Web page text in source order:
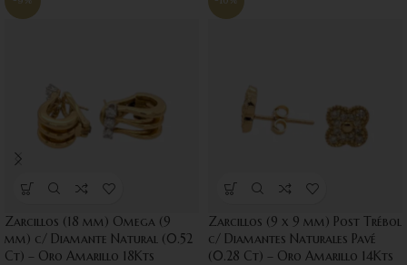
Zarcillos (18 mm) Omega (9
mm) c/ Diamante Natural (0.52
Ct) – Oro Amarillo 18Kts
Zarcillos (9 x 9 mm) Post Trébol
c/ Diamantes Naturales Pavé
(0.28 Ct) – Oro Amarillo 14Kts